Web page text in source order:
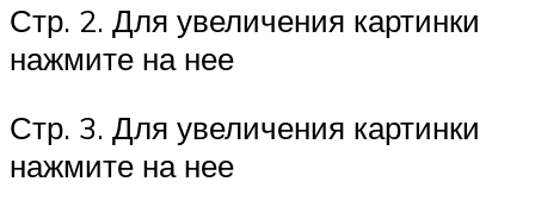
Стр. 2. Для увеличения картинки
нажмите на нее
Стр. 3. Для увеличения картинки
нажмите на нее